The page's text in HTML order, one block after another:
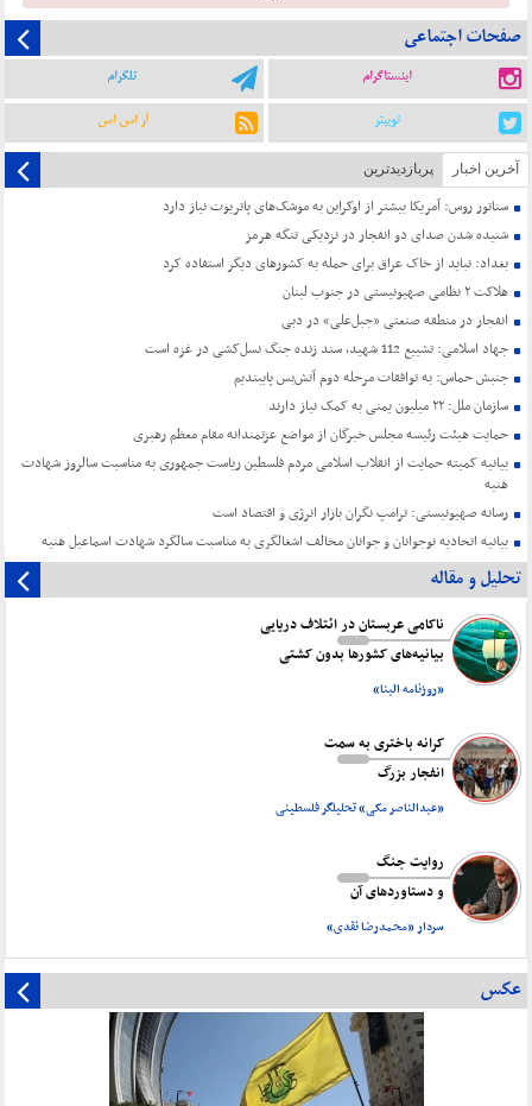
صفحات اجتماعی
اینستاگرام تلگرام
توییتر آر اس اس
آخرین اخبار پربازدیدترین
سناتور روس: آمریکا بیشتر از اوکراین به موشک‌های پاتریوت نیاز دارد
شنیده شدن صدای دو انفجار در نزدیکی تنگه هرمز
بغداد: نباید از خاک عراق برای حمله به کشورهای دیگر استفاده کرد
هلاکت ۲ نظامی صهیونیستی در جنوب لبنان
انفجار در منطقه صنعتی «جبل‌علی» در دبی
جهاد اسلامی: تشییع 112 شهید، سند زنده جنگ نسل‌کشی در غزه است
جنبش حماس: به توافقات مرحله دوم آتش‌بس پایبندیم
سازمان ملل: ۲۲ میلیون یمنی به کمک نیاز دارند
حمایت هیئت رئیسه مجلس خبرگان از مواضع عزتمندانه مقام معظم رهبری
بیانیه کمیته حمایت از انقلاب اسلامی مردم فلسطین ریاست جمهوری به مناسبت سالروز شهادت
هنیه
رسانه صهیونیستی: ترامپ نگران بازار انرژی و اقتصاد است
بیانیه اتحادیه نوجوانان و جوانان مخالف اشغالگری به مناسبت سالگرد شهادت اسماعیل هنیه
تحلیل و مقاله
ناکامی عربستان در ائتلاف دریایی
بیانیه‌های کشورها بدون کشتی
«روزنامه البنا»
کرانه باختری به سمت
انفجار بزرگ
«عبدالناصر مکی» تحلیلگر فلسطینی
روایت جنگ
و دستاورد‌های آن
سردار «محمدرضا نقدی»
عکس